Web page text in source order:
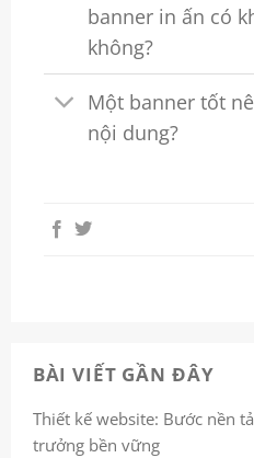
banner in ấn có
không?
Một banner tốt
nội dung?
BÀI VIẾT GẦN ĐÂY
Thiết kế website: Bước nền
trưởng bền vững